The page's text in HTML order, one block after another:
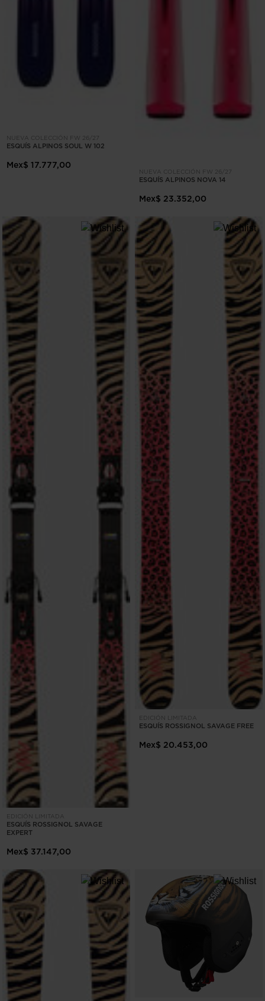
NUEVA COLECCIÓN FW 26/27
ESQUÍS ALPINOS SOUL W 102
Mex$ 17.777,00
NUEVA COLECCIÓN FW 26/27
ESQUÍS ALPINOS NOVA 14
Mex$ 23.352,00
EDICIÓN LIMITADA
ESQUÍS ROSSIGNOL SAVAGE
EXPERT
Mex$ 37.147,00
EDICIÓN LIMITADA
ESQUÍS ROSSIGNOL SAVAGE FREE
Mex$ 20.453,00